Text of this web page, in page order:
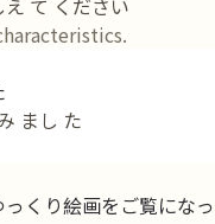
て ください
まし た
くり絵画をご覧になっ